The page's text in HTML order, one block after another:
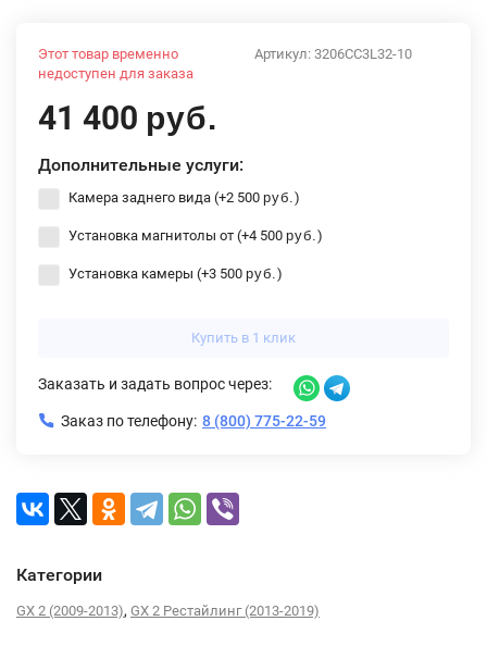
Артикул: 3206CC3L32-10
Этот товар временно
недоступен для заказа
41 400 руб.
Дополнительные услуги:
Камера заднего вида (+2 500 руб. )
Установка магнитолы от (+4 500 руб. )
Установка камеры (+3 500 руб. )
Купить в 1 клик
Заказать и задать вопрос через:
Заказ по телефону: 8 (800) 775-22-59
Категории
GX 2 (2009-2013), GX 2 Рестайлинг (2013-2019)